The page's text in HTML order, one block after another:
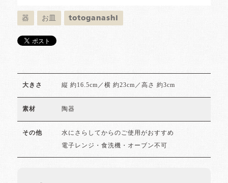
器 お皿 totoganashi
大きさ 縦 約16.5cm／横 約23cm／高さ 約3cm
素材 陶器
その他 水にさらしてからのご使用がおすすめ
電子レンジ・食洗機・オーブン不可